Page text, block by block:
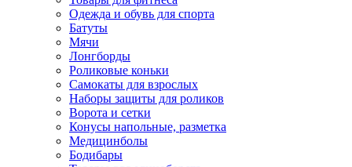
Одежда и обувь для спорта
Батуты
Мячи
Лонгборды
Роликовые коньки
Самокаты для взрослых
Наборы защиты для роликов
Ворота и сетки
Конусы напольные, разметка
Медицинболы
Бодибары